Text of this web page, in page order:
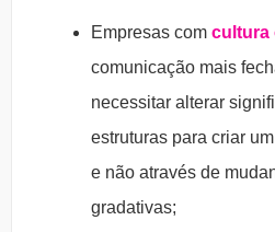
Empresas com cultura
comunicação mais
necessitar alterar
estruturas para criar
e não através de
gradativas;